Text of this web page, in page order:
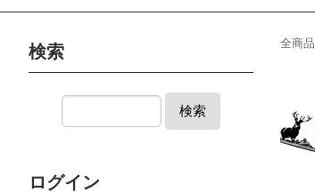
全商品
検索
検索
ログイン